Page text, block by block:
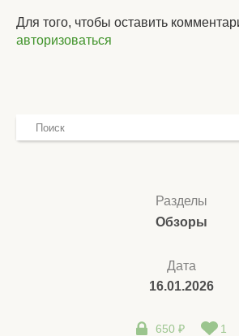
Для того, чтобы оставить
авторизоваться
Разделы
Обзоры
Дата
16.01.2026
650 ₽ 1